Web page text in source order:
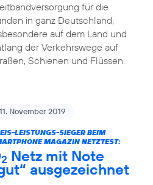
für die
in ganz Deutschland,
auf dem Land und
der Verkehrswege auf
Schienen und Flüssen.
11. November 2019
LEISTUNGS-SIEGER BEIM
MAGAZIN NETZTEST:
2 Netz mit Note
ausgezeichnet